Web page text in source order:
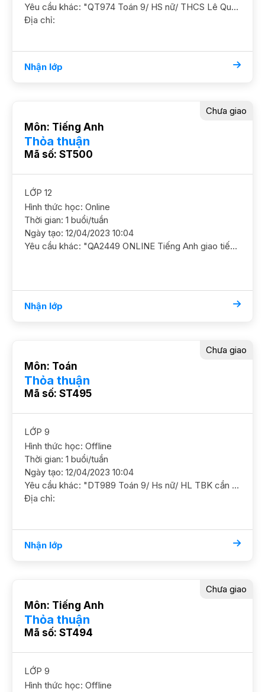
Yêu cầu khác: "QT974 Toán 9/ HS nữ/ THCS Lê Quý Đôn/ HL TB Khá HS yếu hình, chưa có kỹ năng làm bài nhanh, cần ôn luyện tốt cơ bản và luyện đề thi cấp 3, GS NỮ, ĐC Vinhomes Gardenia, Hàm Nghi, Cầu Diễn Học phí 200k/b/2h"
Địa chỉ:
Nhận lớp
Môn: Tiếng Anh
Thỏa thuận
Mã số: ST500
Chưa giao
LỚP 12
Hình thức học: Online
Thời gian: 1 buổi/tuần
Ngày tạo: 12/04/2023 10:04
Yêu cầu khác: "QA2449 ONLINE Tiếng Anh giao tiếp/ / HL Khá Cần GS ôn luyện chắc kiến thức ngữ pháp và ôn luyện giao tiếp Chú trọng phát âm nghe nói GS nam nữ ok"
Nhận lớp
Môn: Toán
Thỏa thuận
Mã số: ST495
Chưa giao
LỚP 9
Hình thức học: Offline
Thời gian: 1 buổi/tuần
Ngày tạo: 12/04/2023 10:04
Yêu cầu khác: "DT989 Toán 9/ Hs nữ/ HL TBK cần nắm chắc kiến thức, ôn luyện thêm. Mục tiêu c3 công lập YC GS nữ DC Văn Quán, Hà Đông Học phí 180-200"
Địa chỉ:
Nhận lớp
Môn: Tiếng Anh
Thỏa thuận
Mã số: ST494
Chưa giao
LỚP 9
Hình thức học: Offline